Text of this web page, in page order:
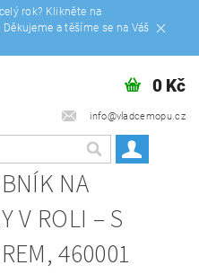
rok? Klikněte na
a těšíme se na Váš
info@vladcemopu.cz
0 Kč
NA
V ROLI – S
460001